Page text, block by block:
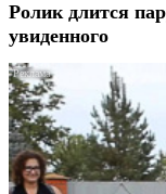
Ролик длится
увиденного